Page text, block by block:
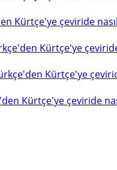
Kürtçe'ye çeviride
Kürtçe'ye
Kürtçe'ye
Kürtçe'ye çeviride